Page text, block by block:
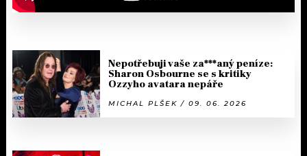
Nepotřebuji vaše za***aný peníze:
Sharon Osbourne se s kritiky
Ozzyho avatara nepáře
MICHAL PLŠEK / 09. 06. 2026